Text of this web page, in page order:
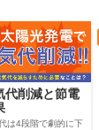
代削減と節電
は4段階で劇的に下